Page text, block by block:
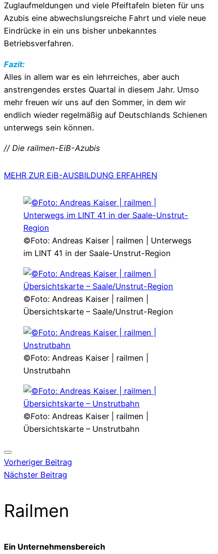
Zuglaufmeldungen und viele Pfeiftafeln bieten für uns
Azubis eine abwechslungsreiche Fahrt und viele neue
Eindrücke in ein uns bisher unbekanntes
Betriebsverfahren.
Fazit:
Alles in allem war es ein lehrreiches, aber auch
anstrengendes erstes Quartal in diesem Jahr. Umso
mehr freuen wir uns auf den Sommer, in dem wir
endlich wieder regelmäßig auf Deutschlands Schienen
unterwegs sein können.
// Die railmen-EiB-Azubis
MEHR ZUR EiB-AUSBILDUNG ERFAHREN
©Foto: Andreas Kaiser | railmen | Unterwegs
im LINT 41 in der Saale-Unstrut-Region
©Foto: Andreas Kaiser | railmen |
Übersichtskarte – Saale/Unstrut-Region
©Foto: Andreas Kaiser | railmen |
Unstrutbahn
©Foto: Andreas Kaiser | railmen |
Übersichtskarte – Unstrutbahn
Vorheriger Beitrag
Nächster Beitrag
Railmen
Ein Unternehmensbereich